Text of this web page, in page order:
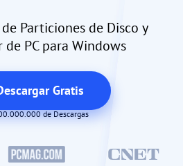
Particiones de Disco y
PC para Windows
Gratis
de Descargas